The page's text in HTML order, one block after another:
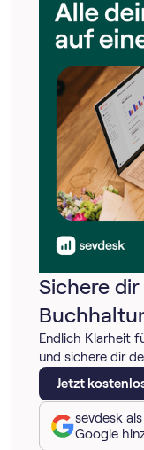
Sichere
Endlich Klarheit
und sichere dir
Jetzt
sevdesk
Google